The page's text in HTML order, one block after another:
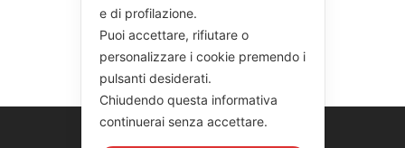
e di profilazione.
Puoi accettare, rifiutare o
personalizzare i cookie premendo i
pulsanti desiderati.
Chiudendo questa informativa
continuerai senza accettare.